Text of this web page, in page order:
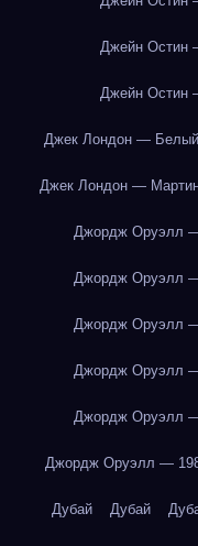
Джейн Остин
Джейн Остин
Джек Лондон —
Джек Лондон —
Джордж Оруэлл
Джордж Оруэлл
Джордж Оруэлл
Джордж Оруэлл
Джордж Оруэлл
Джордж Оруэлл —
Дубай Дубай